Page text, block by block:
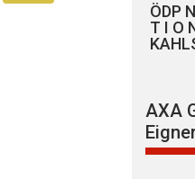
ÖDP
T I O
AXA